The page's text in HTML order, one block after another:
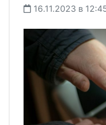
16.11.2023 в